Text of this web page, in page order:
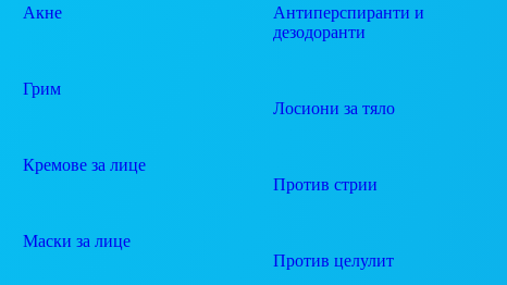
Акне
Грим
Кремове за лице
Маски за лице
Антиперспиранти и
дезодоранти
Лосиони за тяло
Против стрии
Против целулит